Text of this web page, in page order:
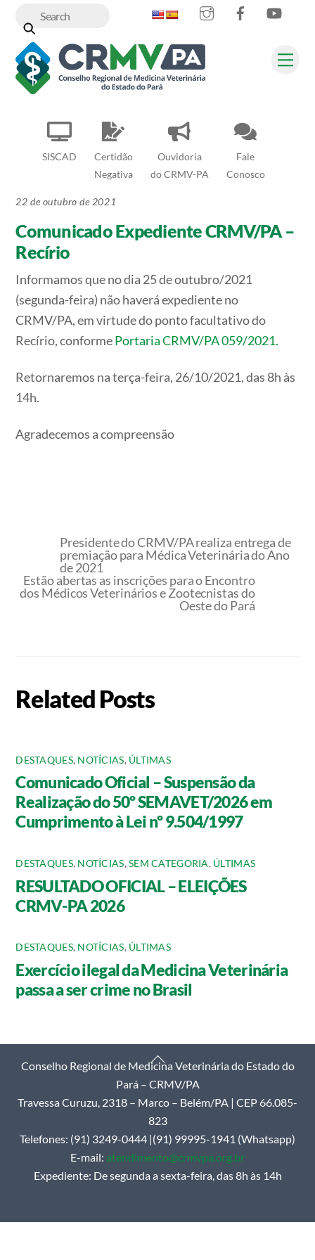
content
SISCAD
Certidão
Negativa
Ouvidoria
do CRMV-PA
Fale
Conosco
InstagramFacebook
22 de outubro de 2021
Comunicado Expediente CRMV/PA –
Recírio
Informamos que no dia 25 de outubro/2021
(segunda-feira) não haverá expediente no
CRMV/PA, em virtude do ponto facultativo do
Recírio, conformePortaria CRMV/PA 059/2021.
Retornaremos na terça-feira, 26/10/2021, das 8h às
14h.
Agradecemos a compreensão
Presidente do CRMV/PA realiza entrega de
premiação para Médica Veterinária do Ano
de 2021
Estão abertas as inscrições para o Encontro
dos Médicos Veterinários e Zootecnistas do
Oeste do Pará
Related Posts
DESTAQUES, NOTÍCIAS, ÚLTIMAS
Comunicado Oficial – Suspensão da
Realização do 50º SEMAVET/2026 em
Cumprimento à Lei nº 9.504/1997
DESTAQUES, NOTÍCIAS,SEM CATEGORIA, ÚLTIMAS
RESULTADO OFICIAL – ELEIÇÕES
CRMV-PA 2026
DESTAQUES, NOTÍCIAS, ÚLTIMAS
Exercício ilegal da Medicina Veterinária
passa a ser crime no Brasil
Back
To
Top
Conselho Regional de Medicina Veterinária do Estado do
Pará – CRMV/PA
Travessa Curuzu, 2318 – Marco – Belém/PA | CEP 66.085-
823
Telefones: (91) 3249-0444 |(91) 99995-1941 (Whatsapp)
E-mail: atendimento@crmvpa.org.br
Expediente: De segunda a sexta-feira, das 8h às 14h